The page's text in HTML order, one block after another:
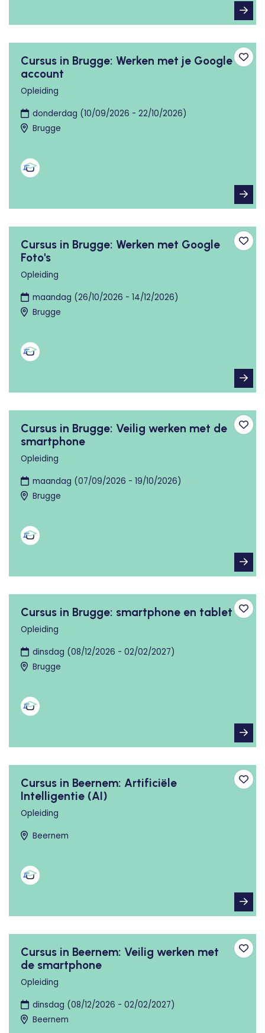
Cursus in Brugge: Werken met je Google
account
Opleiding
donderdag (10/09/2026 - 22/10/2026)
Brugge
Cursus in Brugge: Werken met Google
Foto's
Opleiding
maandag (26/10/2026 - 14/12/2026)
Brugge
Cursus in Brugge: Veilig werken met de
smartphone
Opleiding
maandag (07/09/2026 - 19/10/2026)
Brugge
Cursus in Brugge: smartphone en tablet
Opleiding
dinsdag (08/12/2026 - 02/02/2027)
Brugge
Cursus in Beernem: Artificiële
Intelligentie (AI)
Opleiding
Beernem
Cursus in Beernem: Veilig werken met
de smartphone
Opleiding
dinsdag (08/12/2026 - 02/02/2027)
Beernem